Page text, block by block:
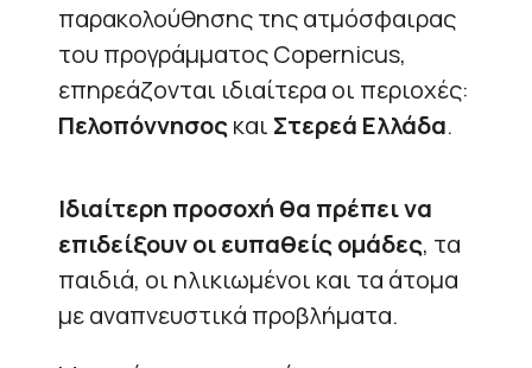
παρακολούθησης της ατμόσφαιρας
του προγράμματος Copernicus,
επηρεάζονται ιδιαίτερα οι περιοχές:
Πελοπόννησοςκαι Στερεά Ελλάδα.
Ιδιαίτερη προσοχή θα πρέπει να
επιδείξουν οι ευπαθείς ομάδες, τα
παιδιά, οι ηλικιωμένοι και τα άτομα
με αναπνευστικά προβλήματα.